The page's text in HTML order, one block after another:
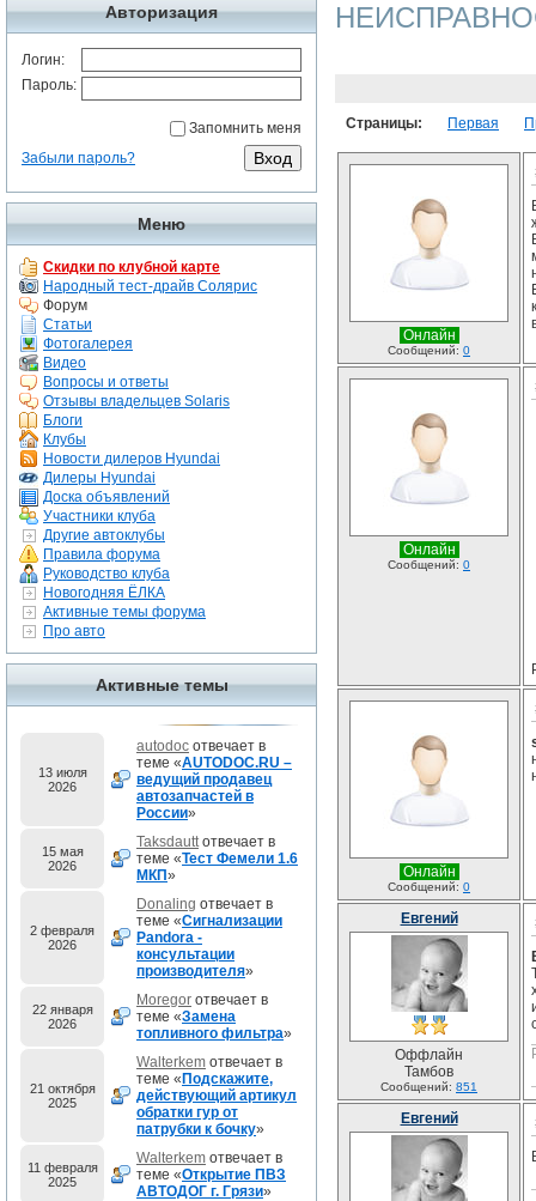
Авторизация
Логин:
Пароль:
Запомнить меня
Забыли пароль?
Меню
Скидки по клубной карте
Народный тест-драйв Солярис
Форум
Статьи
Фотогалерея
Видео
Вопросы и ответы
Отзывы владельцев Solaris
Блоги
Клубы
Новости дилеров Hyundai
Дилеры Hyundai
Доска объявлений
Участники клуба
Другие автоклубы
Правила форума
Руководство клуба
Новогодняя ЁЛКА
Активные темы форума
Про авто
Активные темы
13 июля
2026
autodoc отвечает в
теме «AUTODOC.RU –
ведущий продавец
автозапчастей в
России»
15 мая
2026
Taksdauttотвечает в
теме «Тест Фемели 1.6
МКП»
2 февраля
2026
Donaling отвечает в
теме «Сигнализации
Pandora -
консультации
производителя»
22 января
2026
Moregor отвечает в
теме «Замена
топливного фильтра»
21 октября
2025
Walterkem отвечает в
теме « Подскажите,
действующий артикул
обратки гур от
патрубки к бочку»
11 февраля
2025
Walterkem отвечает в
теме «Открытие ПВЗ
АВТОДОГ г. Грязи»
Страницы: Первая
Онлайн
Сообщений: 0
Онлайн
Сообщений: 0
Онлайн
Сообщений: 0
Евгений
Оффлайн
Тамбов
Сообщений: 851
Евгений